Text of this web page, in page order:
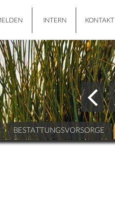
INTERN KONTAKT
BESTATTUNGSVORSORGE